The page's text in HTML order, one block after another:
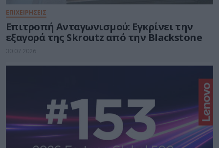
ΕΠΙΧΕΙΡΗΣΕΙΣ
Επιτροπή Ανταγωνισμού: Εγκρίνει την
εξαγορά της Skroutz από την Blackstone
30.07.2026